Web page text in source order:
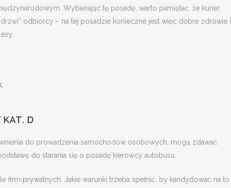
Wybierając tę posadę, warto pamiętać, że kurier
odbiorcy – na tej posadzie konieczne jest więc dobre zdrowie i
KAT. D
do prowadzenia samochodów osobowych, mogą zdawać
do starania się o posadę kierowcy autobusu.
firm prywatnych. Jakie warunki trzeba spełnić, by kandydować na to